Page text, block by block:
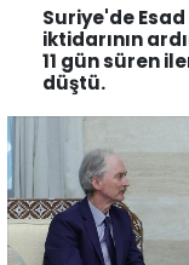
Suriye'de Esad
iktidarının
11 gün süren
düştü.